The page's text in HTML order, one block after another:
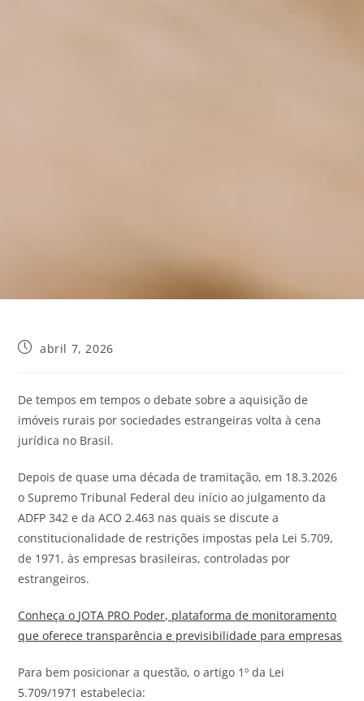
abril 7, 2026
De tempos em tempos o debate sobre a aquisição de
imóveis rurais por sociedades estrangeiras volta à cena
jurídica no Brasil.
Depois de quase uma década de tramitação, em 18.3.2026
o Supremo Tribunal Federal deu início ao julgamento da
ADFP 342 e da ACO 2.463 nas quais se discute a
constitucionalidade de restrições impostas pela Lei 5.709,
de 1971, às empresas brasileiras, controladas por
estrangeiros.
Conheça o JOTA PRO Poder, plataforma de monitoramento
que oferece transparência e previsibilidade para empresas
Para bem posicionar a questão, o artigo 1º da Lei
5.709/1971 estabelecia: